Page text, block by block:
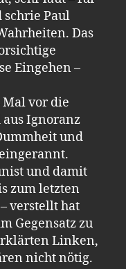
schrie Paul
Das
Eingehen –
vor die
Ignoranz
und
und damit
zum letzten
verstellt hat
Gegensatz zu
Linken,
nicht nötig.